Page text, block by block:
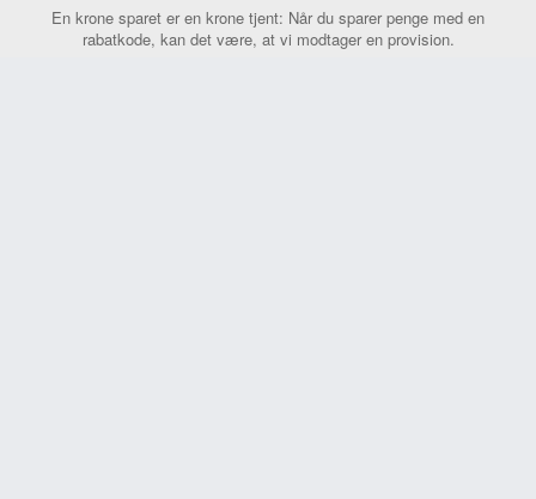
En krone sparet er en krone tjent: Når du sparer penge med en
rabatkode, kan det være, at vi modtager en provision.